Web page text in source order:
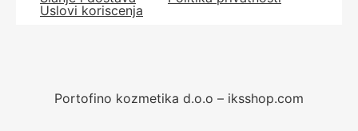
Uslovi koriscenja
Portofino kozmetika d.o.o – iksshop.com